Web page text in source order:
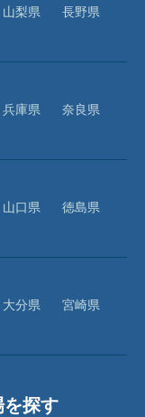
山梨県
長野県
兵庫県
奈良県
山口県
徳島県
大分県
宮崎県
探す